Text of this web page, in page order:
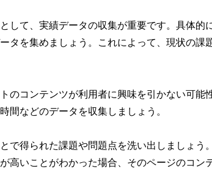
して、実績データの収集が重要です。具体的
タを集めましょう。これによって、現状の課
のコンテンツが利用者に興味を引かない可能
間などのデータを収集しましょう。
で得られた課題や問題点を洗い出しましょう
高いことがわかった場合、そのページのコン